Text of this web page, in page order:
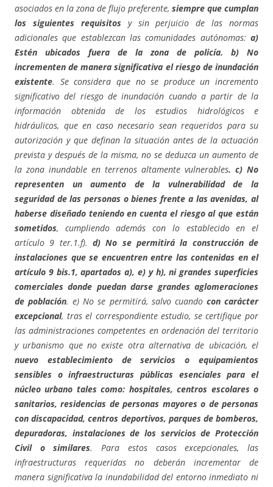
asociados en la zona de flujo preferente, siempre que cumplan
los siguientes requisitos y sin perjuicio de las normas
adicionales que establezcan las comunidades autónomas: a)
Estén ubicados fuera de la zona de policía. b) No
incrementen de manera significativa el riesgo de inundación
existente. Se considera que no se produce un incremento
significativo del riesgo de inundación cuando a partir de la
información obtenida de los estudios hidrológicos e
hidráulicos, que en caso necesario sean requeridos para su
autorización y que definan la situación antes de la actuación
prevista y después de la misma, no se deduzca un aumento de
la zona inundable en terrenos altamente vulnerables. c) No
representen un aumento de la vulnerabilidad de la
seguridad de las personas o bienes frente a las avenidas, al
haberse diseñado teniendo en cuenta el riesgo al que están
sometidos, cumpliendo además con lo establecido en el
artículo 9 ter.1.f). d) No se permitirá la construcción de
instalaciones que se encuentren entre las contenidas en el
artículo 9 bis.1, apartados a), e) y h), ni grandes superficies
comerciales donde puedan darse grandes aglomeraciones
de población. e) No se permitirá, salvo cuando con carácter
excepcional, tras el correspondiente estudio, se certifique por
las administraciones competentes en ordenación del territorio
y urbanismo que no existe otra alternativa de ubicación, el
nuevo establecimiento de servicios o equipamientos
sensibles o infraestructuras públicas esenciales para el
núcleo urbano tales como: hospitales, centros escolares o
sanitarios, residencias de personas mayores o de personas
con discapacidad, centros deportivos, parques de bomberos,
depuradoras, instalaciones de los servicios de Protección
Civil o similares. Para estos casos excepcionales, las
infraestructuras requeridas no deberán incrementar de
manera significativa la inundabilidad del entorno inmediato ni